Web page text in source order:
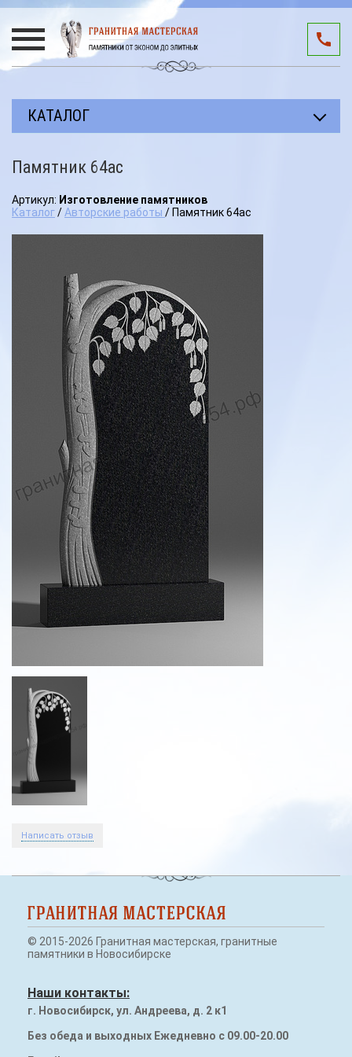
КАТАЛОГ
Благоустройство мест захоронения
Мемориальные комплексы
3D подиумы
Эксклюзивные памятники
Экономные памятники
Фигурные памятники
Семейные памятники
Элитные памятники
Памятники из мраморной крошки
Гранитные памятники
Как заказать памятник
Вазы и полувазы
Скамейки, лавочки, столы на могилу
Наши работы
Памятники на могилу
Надгробия (плиты) на могилу
Гранитный бордюр
Памятник 64ас
Артикул: Изготовление памятников
Каталог/ Авторские работы / Памятник 64ас
Написать отзыв
© 2015-2026 Гранитная мастерская, гранитные
памятники в Новосибирске
Наши контакты:
г. Новосибирск, ул. Андреева, д. 2 к1
Без обеда и выходных Ежедневно с 09.00-20.00